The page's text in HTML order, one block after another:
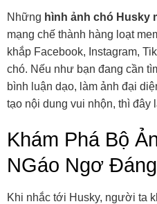
Những hình ảnh chó Husky
mạng chế thành hàng loạt
khắp Facebook, Instagram,
chó. Nếu như bạn đang cần
bình luận dạo, làm ảnh đại
tạo nội dung vui nhộn, thì đây
Khám Phá Bộ
NGáo Ngơ
Khi nhắc tới Husky, người ta